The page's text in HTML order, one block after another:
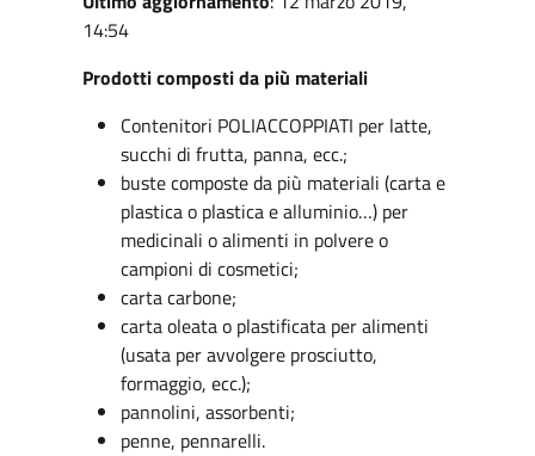
14:54
Prodotti composti da più materiali
Contenitori POLIACCOPPIATI per latte,
succhi di frutta, panna, ecc.;
buste composte da più materiali (carta e
plastica o plastica e alluminio…) per
medicinali o alimenti in polvere o
campioni di cosmetici;
carta carbone;
carta oleata o plastificata per alimenti
(usata per avvolgere prosciutto,
formaggio, ecc.);
pannolini, assorbenti;
penne, pennarelli.